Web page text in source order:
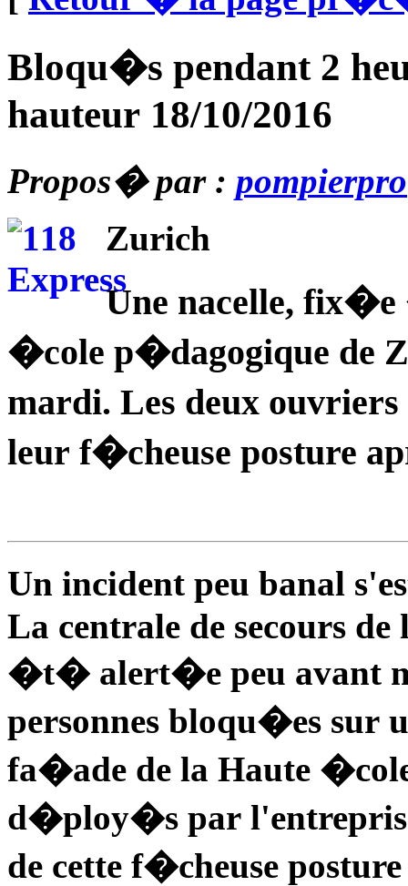
Bloqu�s pendant 2
hauteur 18/10/2016
Propos� par : pompierpro
Zurich
Une nacelle,
�cole p�dagogique de
mardi. Les deux
leur f�cheuse posture
Un incident peu banal
La centrale de secours
�t� alert�e peu avant
personnes bloqu�es sur
fa�ade de la Haute
d�ploy�s par
de cette f�cheuse